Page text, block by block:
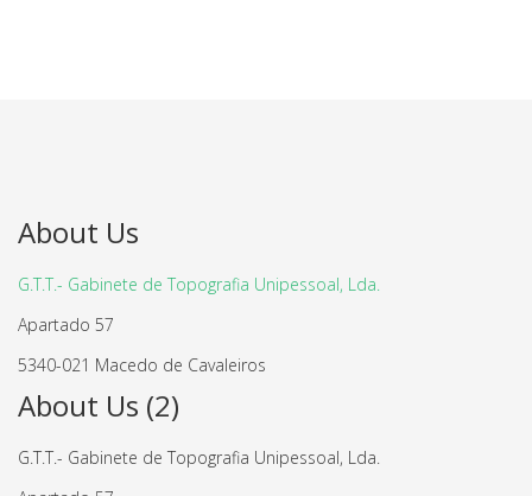
About Us
G.T.T.- Gabinete de Topografia Unipessoal, Lda.
Apartado 57
5340-021 Macedo de Cavaleiros
About Us (2)
G.T.T.- Gabinete de Topografia Unipessoal, Lda.